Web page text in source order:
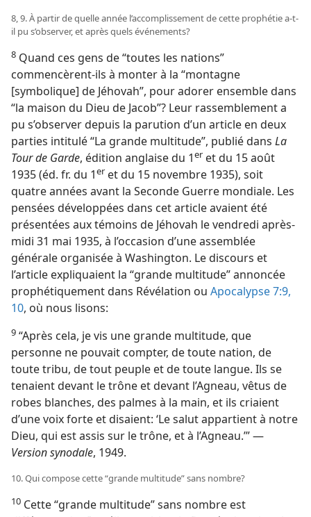
8, 9. À partir de quelle année l’accomplissement de cette prophétie a-​t-​
il pu s’observer, et après quels événements?
8 Quand ces gens de “toutes les nations”
commencèrent-​ils à monter à la “montagne
[symbolique] de Jéhovah”, pour adorer ensemble dans
“la maison du Dieu de Jacob”? Leur rassemblement a
pu s’observer depuis la parution d’un article en deux
parties intitulé “La grande multitude”, publié dans La
Tour de Garde, édition anglaise du 1er et du 15 août
1935 (éd. fr. du 1er et du 15 novembre 1935), soit
quatre années avant la Seconde Guerre mondiale. Les
pensées développées dans cet article avaient été
présentées aux témoins de Jéhovah le vendredi après-
midi 31 mai 1935, à l’occasion d’une assemblée
générale organisée à Washington. Le discours et
l’article expliquaient la “grande multitude” annoncée
prophétiquement dans Révélation ou Apocalypse 7:9,
10, où nous lisons:
9 “Après cela, je vis une grande multitude, que
personne ne pouvait compter, de toute nation, de
toute tribu, de tout peuple et de toute langue. Ils se
tenaient devant le trône et devant l’Agneau, vêtus de
robes blanches, des palmes à la main, et ils criaient
d’une voix forte et disaient: ‘Le salut appartient à notre
Dieu, qui est assis sur le trône, et à l’Agneau.’” —
Version synodale, 1949.
10. Qui compose cette “grande multitude” sans nombre?
10 Cette “grande multitude” sans nombre est